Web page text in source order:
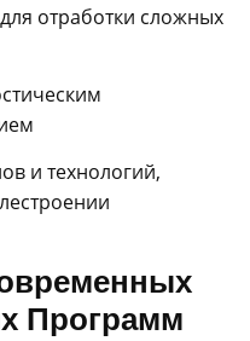
отработки сложных
и технологий,
Программ